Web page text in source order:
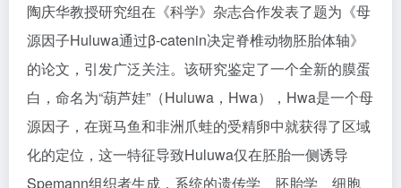
陶庆华教授研究组在《科学》杂志合作发表了题为《母
源因子Huluwa通过β-catenin决定脊椎动物胚胎体轴》
的论文，引发广泛关注。该研究鉴定了一个全新的膜蛋
白，命名为“葫芦娃”（Huluwa，Hwa），Hwa是一个母
源因子，在斑马鱼和非洲爪蛙的受精卵中就获得了区域
化的定位，这一特征导致Huluwa仅在胚胎一侧诱导
Spemann组织者生成，系统的遗传学、胚胎学、细胞